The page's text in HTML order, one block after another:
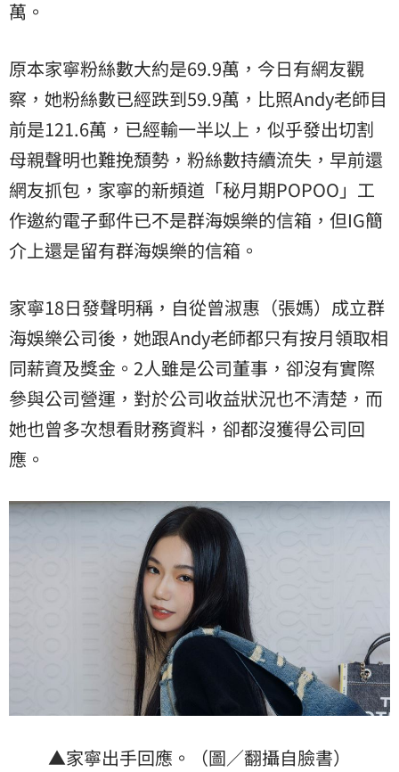
萬。
原本家寧粉絲數大約是69.9萬，今日有網友觀
察，她粉絲數已經跌到59.9萬，比照Andy老師目
前是121.6萬，已經輸一半以上，似乎發出切割
母親聲明也難挽頹勢，粉絲數持續流失，早前還
網友抓包，家寧的新頻道「秘月期POPOO」工
作邀約電子郵件已不是群海娛樂的信箱，但IG簡
介上還是留有群海娛樂的信箱。
家寧18日發聲明稱，自從曾淑惠（張媽）成立群
海娛樂公司後，她跟Andy老師都只有按月領取相
同薪資及獎金。2人雖是公司董事，卻沒有實際
參與公司營運，對於公司收益狀況也不清楚，而
她也曾多次想看財務資料，卻都沒獲得公司回
應。
▲家寧出手回應。（圖／翻攝自臉書）